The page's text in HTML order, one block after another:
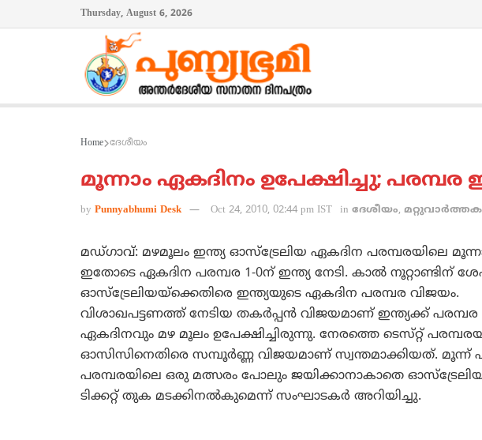
Thursday, August 6, 2026
Home ദേശീയം
മൂന്നാം ഏകദിനം ഉപേക്ഷിച്ചു; പരമ്പര
by Punnyabhumi Desk Oct 24, 2010, 02:44 pm IST in ദേശീയം,
മഡ്‌ഗാവ്‌: മഴമൂലം ഇന്ത്യ ഓസ്‌ട്രേലിയ ഏകദിന പരമ്പരയിലെ
ഇതോടെ ഏകദിന പരമ്പര 1-0ന്‌ ഇന്ത്യ നേടി. കാല്‍ നൂറ്റാണ്ടിന്‌
ഓസ്‌ട്രേലിയയ്‌ക്കെതിരെ ഇന്ത്യയുടെ ഏകദിന പരമ്പര വിജയം.
വിശാഖപട്ടണത്ത്‌ നേടിയ തകര്‍പ്പന്‍ വിജയമാണ്‌ ഇന്ത്യക്ക്‌ പരമ്പര
ഏകദിനവും മഴ മൂലം ഉപേക്ഷിച്ചിരുന്നു. നേരത്തെ ടെസ്‌റ്റ്‌
ഓസിസിനെതിരെ സമ്പൂര്‍ണ്ണ വിജയമാണ്‌ സ്വന്തമാക്കിയത്‌. മൂന്ന്‌
പരമ്പരയിലെ ഒരു മത്സരം പോലും ജയിക്കാനാകാതെ
ടിക്കറ്റ്‌ തുക മടക്കിനല്‍കുമെന്ന്‌ സംഘാടകര്‍ അറിയിച്ചു.